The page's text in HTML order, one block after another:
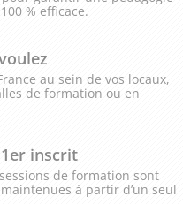
% efficace.
au sein de vos locaux,
de formation ou en
inscrit
de formation sont
à partir d’un seul